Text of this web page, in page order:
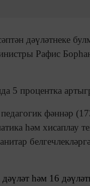
дәүләтнеке
Рафис
5 процентка
фәннәр
һәм хисаплау
һәм 16